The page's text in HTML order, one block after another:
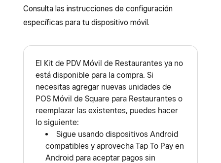
Consulta las instrucciones de configuración
específicas para tu dispositivo móvil.
El Kit de PDV Móvil de Restaurantes ya no
está disponible para la compra. Si
necesitas agregar nuevas unidades de
POS Móvil de Square para Restaurantes o
reemplazar las existentes, puedes hacer
lo siguiente:
Sigue usando dispositivos Android
compatibles y aprovecha Tap To Pay en
Android para aceptar pagos sin